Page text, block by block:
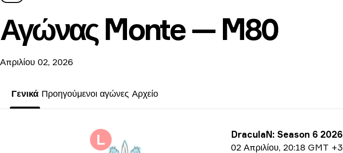
Αγώνας Monte — M80
Απριλίου 02, 2026
Γενικά Προηγούμενοι αγώνες Αρχείο
Πληροφορίες τουρνουά
DraculaN: Season 6 2026
Ημερομηνία02 Απριλίου, 20:18 GMT +3
L